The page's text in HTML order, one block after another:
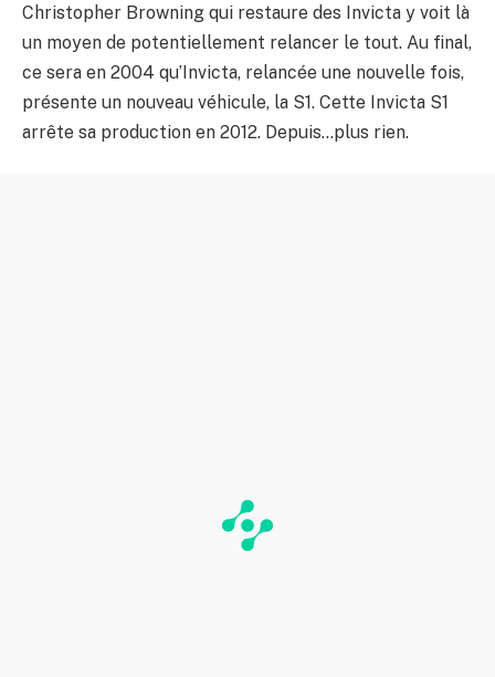
Christopher Browning qui restaure des Invicta y voit là
un moyen de potentiellement relancer le tout. Au final,
ce sera en 2004 qu’Invicta, relancée une nouvelle fois,
présente un nouveau véhicule, la S1. Cette Invicta S1
arrête sa production en 2012. Depuis…plus rien.